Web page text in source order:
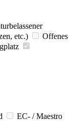
etc.)
Offenes
EC- / Maestro